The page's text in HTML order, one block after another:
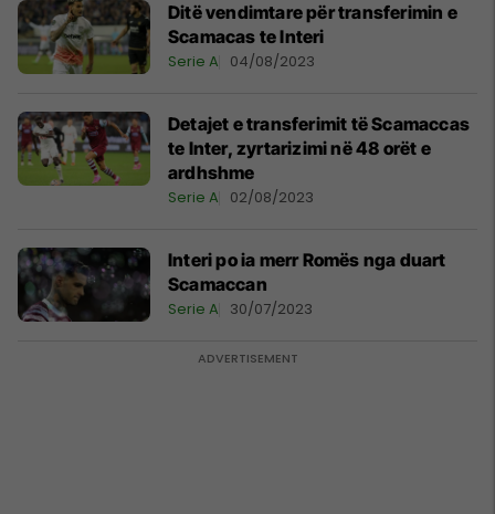
Ditë vendimtare për transferimin e
Scamacas te Interi
Serie A 04/08/2023
Detajet e transferimit të Scamaccas
te Inter, zyrtarizimi në 48 orët e
ardhshme
Serie A 02/08/2023
Interi po ia merr Romës nga duart
Scamaccan
Serie A 30/07/2023